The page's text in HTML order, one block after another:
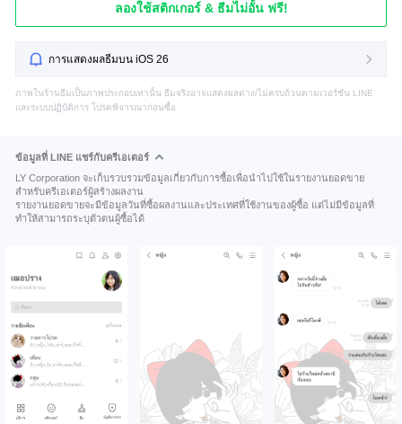
ลองใช้สติกเกอร์ & ธีมไม่อั้น ฟรี!
การแสดงผลธีมบน iOS 26
ภาพในร้านธีมเป็นภาพประกอบเท่านั้น ธีมจริงอาจแสดงผลต่าง/ไม่ครบถ้วนตามเวอร์ชัน LINE
และระบบปฏิบัติการ โปรดพิจารณาก่อนซื้อ
ข้อมูลที่ LINE แชร์กับครีเอเตอร์
LY Corporation จะเก็บรวบรวมข้อมูลเกี่ยวกับการซื้อเพื่อนำไปใช้ในรายงานยอดขาย
สำหรับครีเอเตอร์ผู้สร้างผลงาน
รายงานยอดขายจะมีข้อมูลวันที่ซื้อผลงานและประเทศที่ใช้งานของผู้ซื้อ แต่ไม่มีข้อมูลที่
ทำให้สามารถระบุตัวตนผู้ซื้อได้